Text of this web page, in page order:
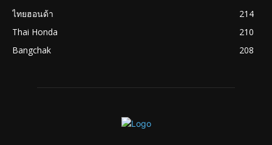
ไทยฮอนด้า
214
Thai Honda
210
Bangchak
208